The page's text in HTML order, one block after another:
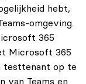
hebt,
omgeving.
365
Microsoft 365
testtenant op te
van Teams en